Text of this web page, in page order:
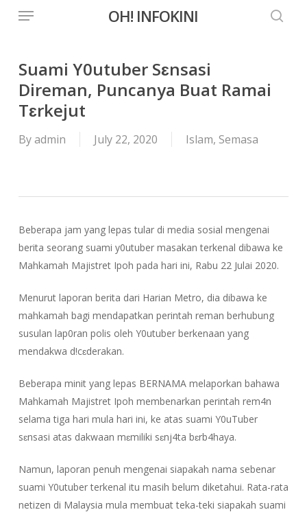
content
OH! INFOKINI
Menu
Suami Y0utuber Sɛnsasi
Direman, Puncanya Buat Ramai
Tɛrkejut
Byadmin July 22, 2020 Islam, Semasa
Beberapa jam yang lepas tular di media sosial mengenai
berita seorang suami y0utuber masakan terkenal dibawa ke
Mahkamah Majistret Ipoh pada hari ini, Rabu 22 Julai 2020.
Menurut laporan berita dari Harian Metro, dia dibawa ke
mahkamah bagi mendapatkan perintah reman berhubung
susulan lap0ran polis oleh Y0utuber berkenaan yang
mendakwa d!cɛderakan.
Beberapa minit yang lepas BERNAMA melaporkan bahawa
Mahkamah Majistret Ipoh membenarkan perintah rem4n
selama tiga hari mula hari ini, ke atas suami Y0uTuber
sɛnsasi atas dakwaan mɛmiliki sɛnj4ta bɛrb4haya.
Namun, laporan penuh mengenai siapakah nama sebenar
suami Y0utuber terkenal itu masih belum diketahui. Rata-rata
netizen di Malaysia mula membuat teka-teki siapakah suami